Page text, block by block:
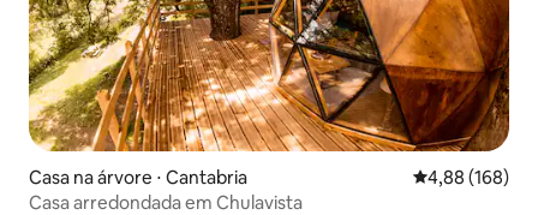
Casa na árvore ⋅ Cantabria 4,88 de uma
4,88 (168)
Casa arredondada em Chulavista